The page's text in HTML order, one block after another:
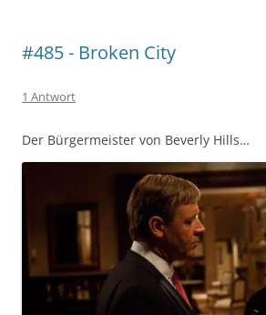
#485 - Broken City
1 Antwort
Der Bürgermeister von Beverly Hills…